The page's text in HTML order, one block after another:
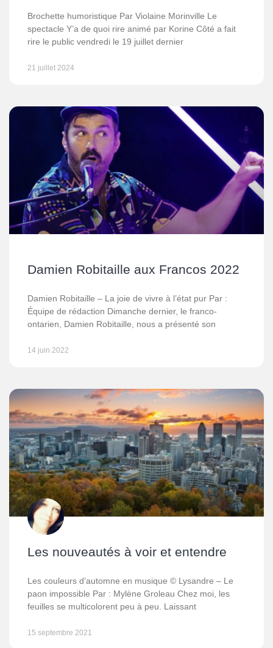
Brochette humoristique Par Violaine Morinville Le
spectacle Y’a de quoi rire animé par Korine Côté a fait
rire le public vendredi le 19 juillet dernier
21 juillet 2024
Damien Robitaille aux Francos 2022
Damien Robitaille – La joie de vivre à l’état pur Par :
Équipe de rédaction Dimanche dernier, le franco-
ontarien, Damien Robitaille, nous a présenté son
14 juin 2022
Les nouveautés à voir et entendre
Les couleurs d’automne en musique © Lysandre – Le
paon impossible Par : Mylène Groleau Chez moi, les
feuilles se multicolorent peu à peu. Laissant
15 septembre 2021